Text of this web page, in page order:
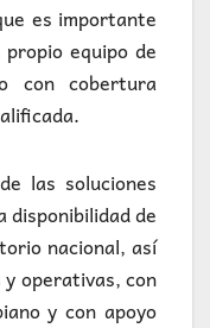
es importante
equipo de
con cobertura
las soluciones
disponibilidad de
nacional, así
operativas, con
y con apoyo